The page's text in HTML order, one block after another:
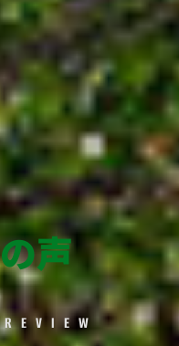
声
REVIEW